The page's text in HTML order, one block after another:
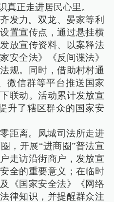
真正走进居民心里。
发力。双龙、晏家等利
置宣传点，通过悬挂横
放宣传资料、以案释法
安全法》《反间谍法》
规。同时，借助村村通
微信群等平台推送国家
联动。活动累计发放宣
升了辖区群众的国家安
距离。凤城司法所走进
，开展“进商圈”普法宣
走访沿街商户，发放宣
全的重要意义；在临时
《国家安全法》《网络
律知识，并提醒群众注